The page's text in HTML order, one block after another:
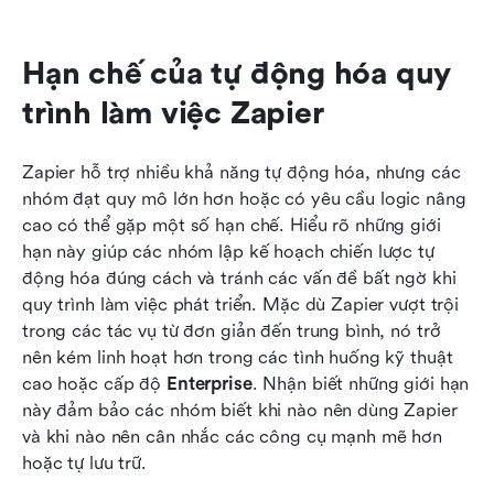
Hạn chế của tự động hóa quy
trình làm việc Zapier
Zapier hỗ trợ nhiều khả năng tự động hóa, nhưng các
nhóm đạt quy mô lớn hơn hoặc có yêu cầu logic nâng
cao có thể gặp một số hạn chế. Hiểu rõ những giới
hạn này giúp các nhóm lập kế hoạch chiến lược tự
động hóa đúng cách và tránh các vấn đề bất ngờ khi
quy trình làm việc phát triển. Mặc dù Zapier vượt trội
trong các tác vụ từ đơn giản đến trung bình, nó trở
nên kém linh hoạt hơn trong các tình huống kỹ thuật
cao hoặc cấp độ Enterprise. Nhận biết những giới hạn
này đảm bảo các nhóm biết khi nào nên dùng Zapier
và khi nào nên cân nhắc các công cụ mạnh mẽ hơn
hoặc tự lưu trữ.